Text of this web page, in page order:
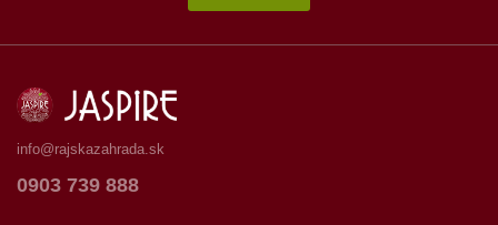
info@rajskazahrada.sk
0903 739 888